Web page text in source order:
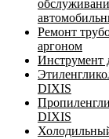
Ремонт
аргоном
Инструмент
DIXIS
DIXIS